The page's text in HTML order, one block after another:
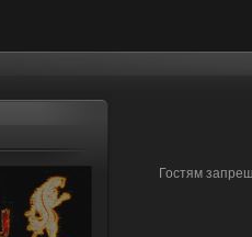
Гостям